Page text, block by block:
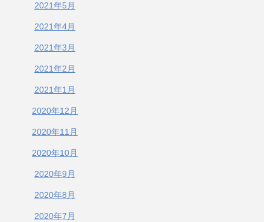
2021年5月
2021年4月
2021年3月
2021年2月
2021年1月
2020年12月
2020年11月
2020年10月
2020年9月
2020年8月
2020年7月